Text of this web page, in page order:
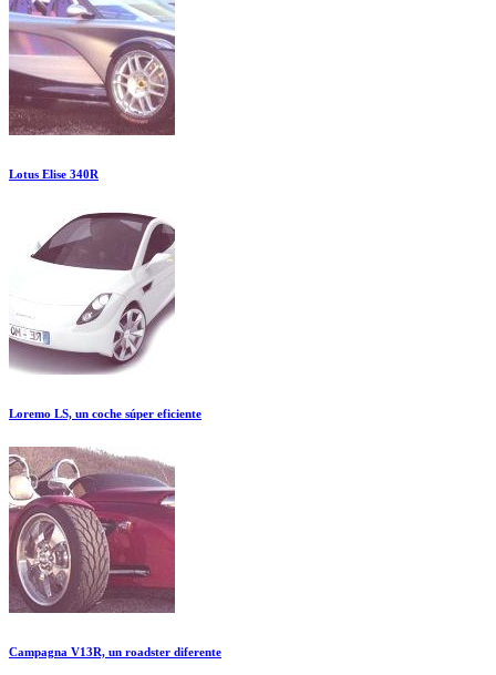
Lotus Elise 340R
Loremo LS, un coche súper eficiente
Campagna V13R, un roadster diferente